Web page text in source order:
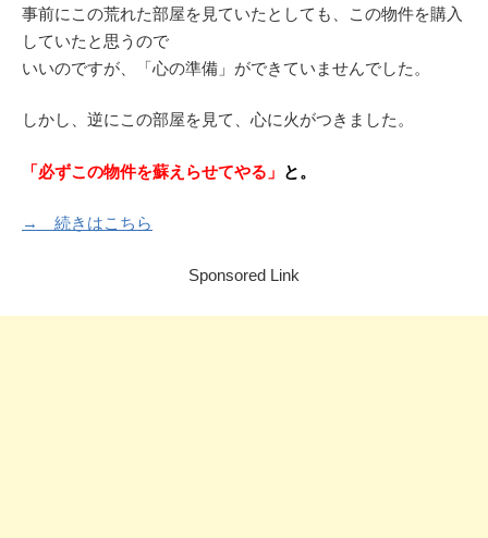
事前にこの荒れた部屋を見ていたとしても、この物件を購入
していたと思うので
いいのですが、「心の準備」ができていませんでした。
しかし、逆にこの部屋を見て、心に火がつきました。
「必ずこの物件を蘇えらせてやる」 と。
→ 続きはこちら
Sponsored Link